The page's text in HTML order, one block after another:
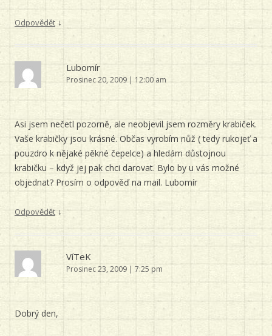
Odpovědět ↓
Lubomír
Prosinec 20, 2009 | 12:00 am
Asi jsem nečetl pozorně, ale neobjevil jsem rozměry krabiček.
Vaše krabičky jsou krásné. Občas vyrobím nůž ( tedy rukojeť a
pouzdro k nějaké pěkné čepelce) a hledám důstojnou
krabičku – když jej pak chci darovat. Bylo by u vás možné
objednat? Prosím o odpověď na mail. Lubomír
Odpovědět ↓
VíTeK
Prosinec 23, 2009 | 7:25 pm
Dobrý den,